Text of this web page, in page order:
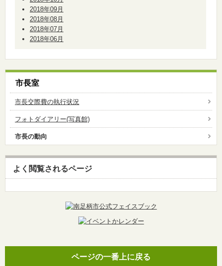
2018年09月
2018年08月
2018年07月
2018年06月
市長室
市長交際費の執行状況
フォトダイアリー(写真館)
市長の動向
よく閲覧されるページ
ページの一番上に戻る